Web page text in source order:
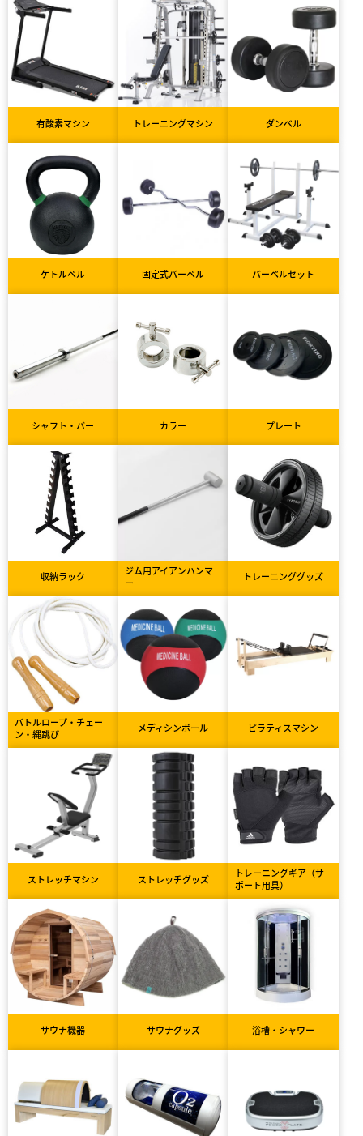
有酸素マシン トレーニングマシン ダンベル
ケトルベル 固定式バーベル バーベルセット
シャフト・バー カラー プレート
収納ラック
ジム用アイアンハンマ
ー
トレーニンググッズ
バトルロープ・チェー
ン・縄跳び
メディシンボール ピラティスマシン
ストレッチマシン ストレッチグッズ
トレーニングギア（サ
ポート用具）
サウナ機器 サウナグッズ 浴槽・シャワー